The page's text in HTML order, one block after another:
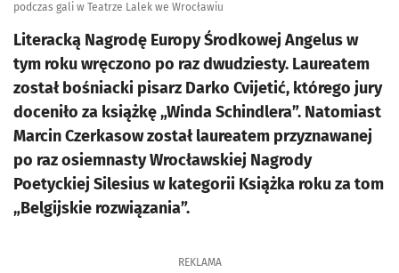
podczas gali w Teatrze Lalek we Wrocławiu
Literacką Nagrodę Europy Środkowej Angelus w
tym roku wręczono po raz dwudziesty. Laureatem
został bośniacki pisarz Darko Cvijetić, którego jury
doceniło za książkę „Winda Schindlera”. Natomiast
Marcin Czerkasow został laureatem przyznawanej
po raz osiemnasty Wrocławskiej Nagrody
Poetyckiej Silesius w kategorii Książka roku za tom
„Belgijskie rozwiązania”.
REKLAMA